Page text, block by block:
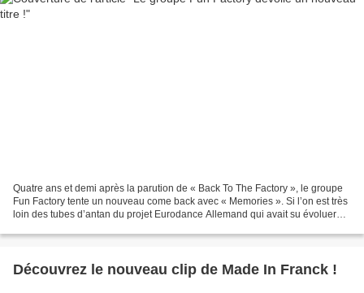
Quatre ans et demi après la parution de « Back To The Factory », le groupe
Fun Factory tente un nouveau come back avec « Memories ». Si l’on est très
loin des tubes d’antan du projet Eurodance Allemand qui avait su évoluer
Découvrez le nouveau clip de Made In Franck !